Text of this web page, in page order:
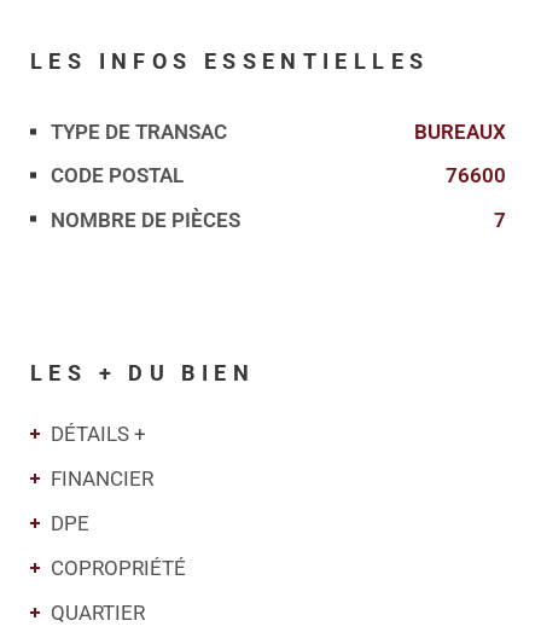
LES INFOS ESSENTIELLES
Caractérisque Valeurs
TYPE DE TRANSAC
BUREAUX
CODE POSTAL
76600
NOMBRE DE PIÈCES
7
LES + DU BIEN
DÉTAILS +
FINANCIER
DPE
COPROPRIÉTÉ
QUARTIER